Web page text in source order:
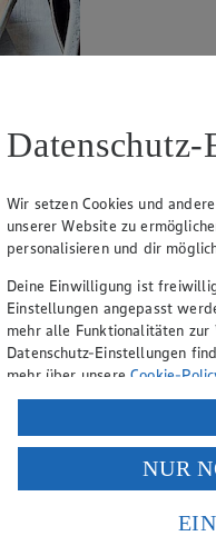
Wir setzen Cookies und
unserer Website zu
personalisieren und dir
Deine Einwilligung ist
Einstellungen angepasst
mehr alle Funktionalitäten
Datenschutz-Einstellungen
mehr über unsereCookie-
Verarbeitung deiner
Wenn du auf „Aktivieren“
ein, dass deine Daten in den
einem nach europäischen
Risiko eines Zugriffs durch
NUR